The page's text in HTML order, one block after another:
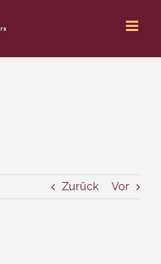
Zurück Vor